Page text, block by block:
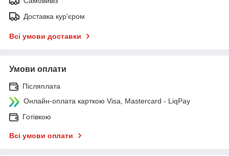
Доставка кур'єром
Всі умови доставки
Умови оплати
Післяплата
Онлайн-оплата карткою Visa, Mastercard - LiqPay
Готівкою
Всі умови оплати